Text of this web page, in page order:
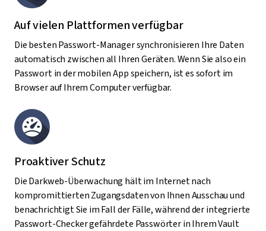
Auf vielen Plattformen verfügbar
Die besten Passwort-Manager synchronisieren Ihre Daten
automatisch zwischen all Ihren Geräten. Wenn Sie also ein
Passwort in der mobilen App speichern, ist es sofort im
Browser auf Ihrem Computer verfügbar.
Proaktiver Schutz
Die Darkweb-Überwachung hält im Internet nach
kompromittierten Zugangsdaten von Ihnen Ausschau und
benachrichtigt Sie im Fall der Fälle, während der integrierte
Passwort-Checker gefährdete Passwörter in Ihrem Vault